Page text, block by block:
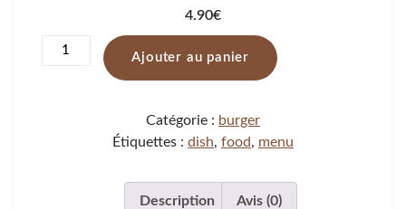
4.90€
Ajouter au panier
Catégorie : burger
Étiquettes : dish, food, menu
Description Avis (0)